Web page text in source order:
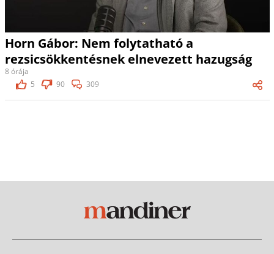
Horn Gábor: Nem folytatható a
rezsicsökkentésnek elnevezett hazugság
8 órája
5
90 309